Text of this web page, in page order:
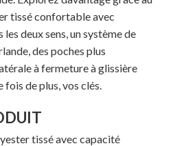
tissé confortable avec
deux sens, un système de
des poches plus
à fermeture à glissière
fois de plus, vos clés.
tissé avec capacité